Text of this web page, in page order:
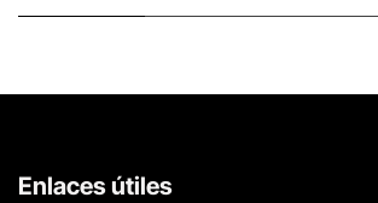
Enlaces útiles